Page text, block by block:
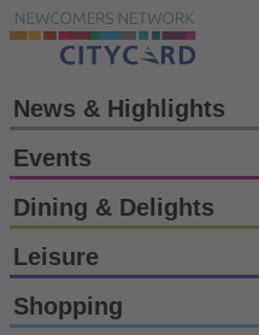
News & Highlights
Events
Dining & Delights
Leisure
Shopping